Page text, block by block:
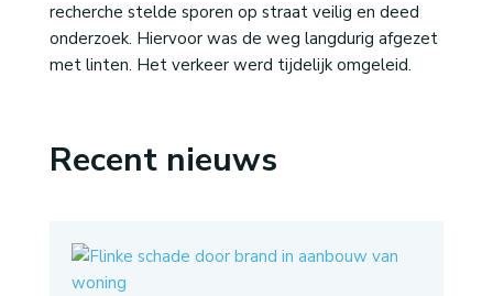
recherche stelde sporen op straat veilig en deed
onderzoek. Hiervoor was de weg langdurig afgezet
met linten. Het verkeer werd tijdelijk omgeleid.
Recent nieuws